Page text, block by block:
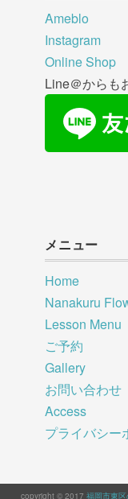
Ameblo
Instagram
Online Shop
Line＠からも
メニュー
Home
Nanakuru
Lesson Menu
ご予約
Gallery
お問い合わせ
Access
プライバシー
copyright © 2017 福岡市東